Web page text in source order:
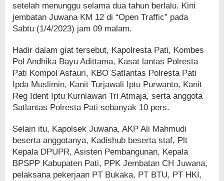
setelah menunggu selama dua tahun berlalu. Kini
jembatan Juwana KM 12 di “Open Traffic” pada
Sabtu (1/4/2023) jam 09 malam.
Hadir dalam giat tersebut, Kapolresta Pati, Kombes
Pol Andhika Bayu Adittama, Kasat lantas Polresta
Pati Kompol Asfauri, KBO Satlantas Polresta Pati
Ipda Muslimin, Kanit Turjawali Iptu Purwanto, Kanit
Reg Ident Iptu Kurniawan Tri Atmaja, serta anggota
Satlantas Polresta Pati sebanyak 10 pers.
Selain itu, Kapolsek Juwana, AKP Ali Mahmudi
beserta anggotanya, Kadishub beserta staf, Plt
Kepala DPUPR, Asisten Pembangunan, Kepala
BPSPP Kabupaten Pati, PPK Jembatan CH Juwana,
pelaksana pekerjaan PT Bukaka, PT BTU, PT HKI,